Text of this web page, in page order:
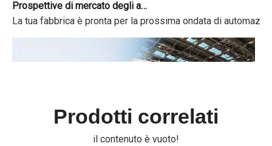
La tua fabbrica è pronta per la prossima ondata di
Prodotti correlati
il contenuto è vuoto!